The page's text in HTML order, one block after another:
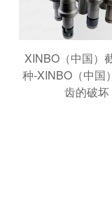
XINBO（中国）
种-XINBO（中国
齿的破坏